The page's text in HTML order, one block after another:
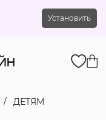
Установить
ДЕТЯМ